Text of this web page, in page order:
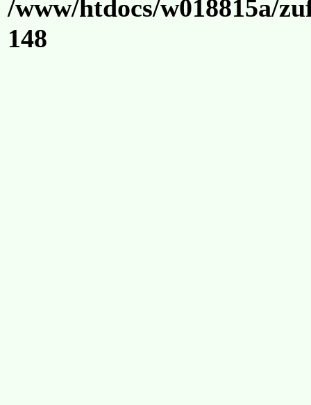
/www/htdocs/w018815a/
148